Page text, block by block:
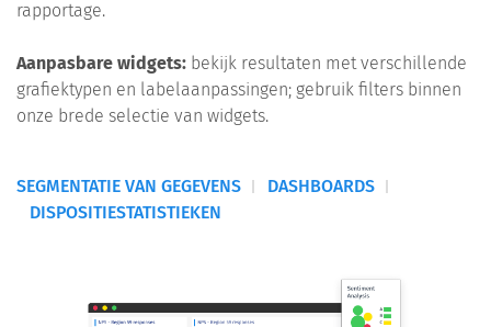
rapportage.
Aanpasbare widgets: bekijk resultaten met verschillende
grafiektypen en labelaanpassingen; gebruik filters binnen
onze brede selectie van widgets.
SEGMENTATIE VAN GEGEVENS
DASHBOARDS
DISPOSITIESTATISTIEKEN